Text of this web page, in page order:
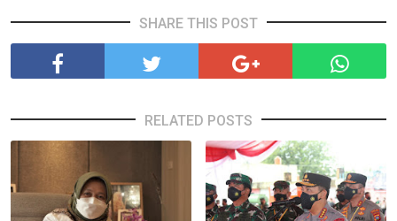
SHARE THIS POST
RELATED POSTS